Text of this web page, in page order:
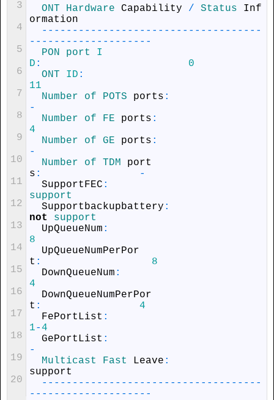
3
4
5
6
7
8
9
10
11
12
13
14
15
16
17
18
19
20
ONT Hardware Capability / Status Inf
ormation
-- -- -- -- -- -- -- -- -- -- -- -- -- -- -- -- -- --
-- -- -- -- -- -- -- -- -- --
PON port I
D :
0
ONT ID :
11
Number of POTS ports :
-
Number of FE ports :
4
Number of GE ports :
-
Number of TDM port
s :
-
SupportFEC :
support
Supportbackupbattery :
not
support
UpQueueNum :
8
UpQueueNumPerPor
t :
8
DownQueueNum :
4
DownQueueNumPerPor
t :
4
FePortList :
1-4
GePortList :
-
Multicast Fast Leave :
support
-- -- -- -- -- -- -- -- -- -- -- -- -- -- -- -- -- --
-- -- -- -- -- -- -- -- -- --